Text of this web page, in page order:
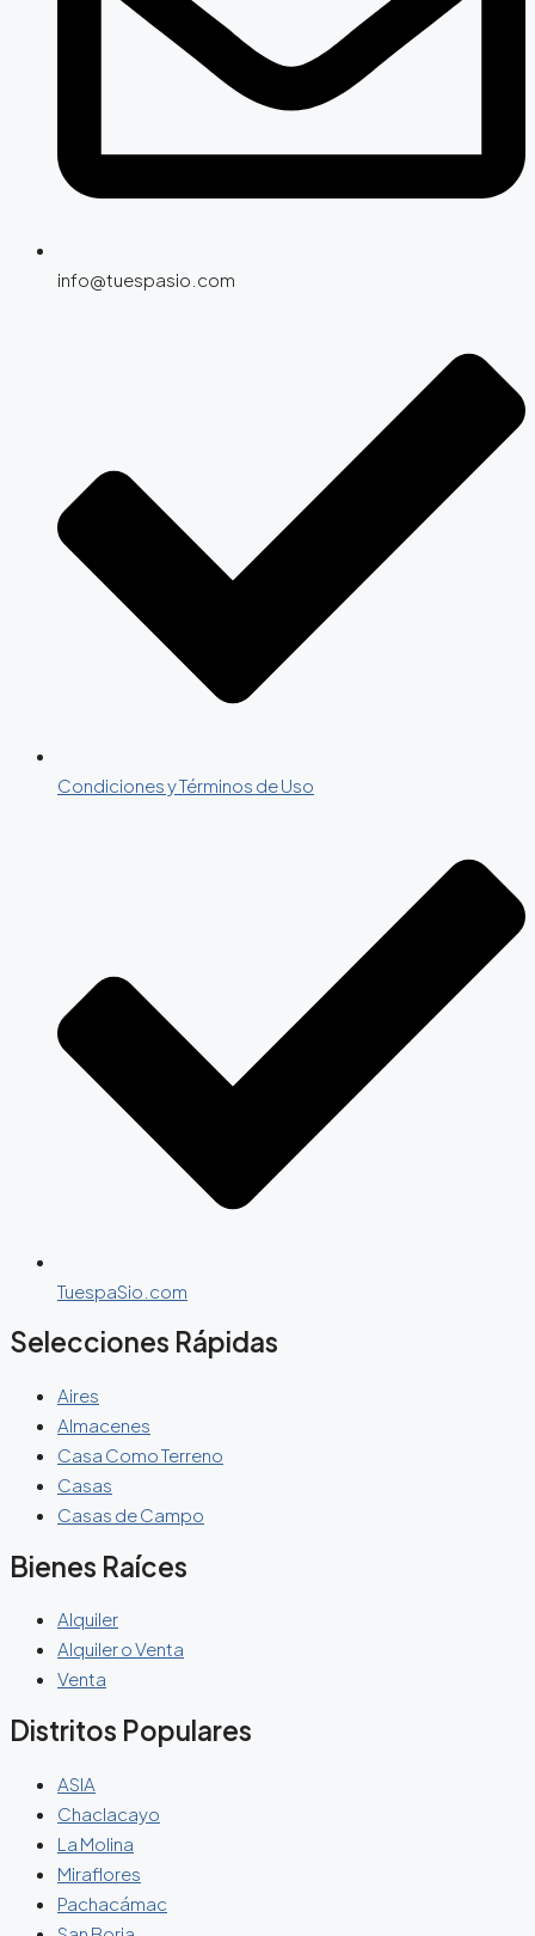
info@tuespasio.com
Condiciones y Términos de Uso
TuespaSio.com
Selecciones Rápidas
Aires
Almacenes
Casa Como Terreno
Casas
Casas de Campo
Bienes Raíces
Alquiler
Alquiler o Venta
Venta
Distritos Populares
ASIA
Chaclacayo
La Molina
Miraflores
Pachacámac